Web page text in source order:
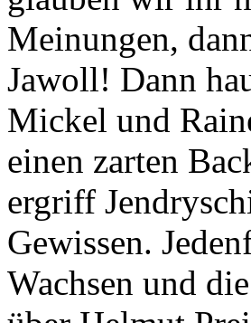
Meinungen,
Jawoll! Dann
Mickel und
einen zarten
ergriff
Gewissen.
Wachsen und